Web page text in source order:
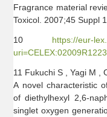
Fragrance material
Toxicol. 2007;45 Suppl
10 https://eur-
11 Fukuchi S , Yagi M ,
A novel characteristic
of diethylhexyl 2,6-
singlet oxygen